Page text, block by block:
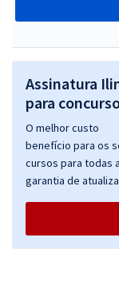
Assinatura
para
O melhor custo
benefício para os
cursos para todas
garantia de